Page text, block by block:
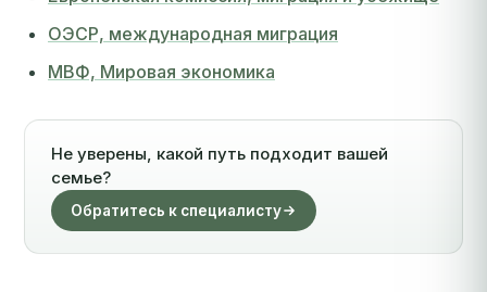
ОЭСР, международная миграция
МВФ, Мировая экономика
Не уверены, какой путь подходит вашей
семье?
Обратитесь к специалисту